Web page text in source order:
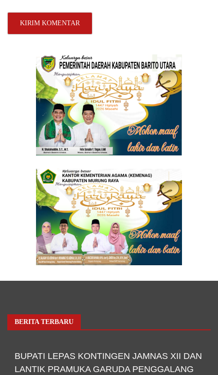
BERITA TERBARU
BUPATI LEPAS KONTINGEN JAMNAS XII DAN
LANTIK PRAMUKA GARUDA PENGGALANG